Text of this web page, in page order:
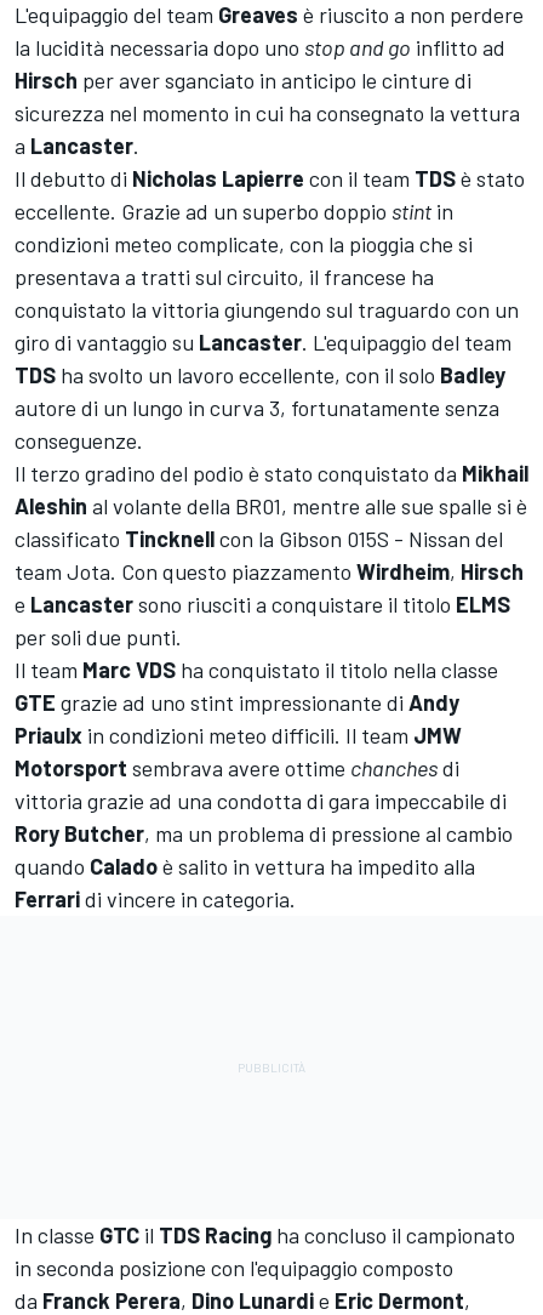
L'equipaggio del team Greaves è riuscito a non perdere
la lucidità necessaria dopo uno stop and go inflitto ad
Hirsch per aver sganciato in anticipo le cinture di
sicurezza nel momento in cui ha consegnato la vettura
a Lancaster.
Il debutto di Nicholas Lapierre con il team TDSè stato
eccellente. Grazie ad un superbo doppio stint in
condizioni meteo complicate, con la pioggia che si
presentava a tratti sul circuito, il francese ha
conquistato la vittoria giungendo sul traguardo con un
giro di vantaggio su Lancaster. L'equipaggio del team
TDS ha svolto un lavoro eccellente, con il solo Badley
autore di un lungo in curva 3, fortunatamente senza
conseguenze.
Il terzo gradino del podio è stato conquistato da Mikhail
Aleshin al volante della BR01, mentre alle sue spalle si è
classificato Tincknellcon la Gibson 015S - Nissan del
team Jota. Con questo piazzamento Wirdheim, Hirsch
e Lancastersono riusciti a conquistare il titolo ELMS
per soli due punti.
Il team MarcVDS ha conquistato il titolo nella classe
GTE grazie ad uno stint impressionante di Andy
Priaulx in condizioni meteo difficili. Il team JMW
Motorsport sembrava avere ottime chanchesdi
vittoria grazie ad una condotta di gara impeccabile di
Rory Butcher, ma un problema di pressione al cambio
quando Caladoè salito in vettura ha impedito alla
Ferraridi vincere in categoria.
In classe GTC il TDS Racing ha concluso il campionato
in seconda posizione con l'equipaggio composto
da Franck Perera, Dino Lunardie Eric Dermont,